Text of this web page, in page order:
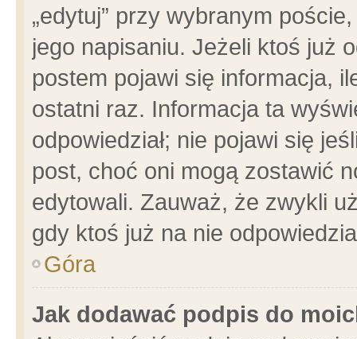
„edytuj” przy wybranym
jego napisaniu. Jeżeli ktoś już
postem pojawi się informacja,
ostatni raz. Informacja ta
odpowiedział; nie pojawi się
post, choć oni mogą zostawić
edytowali. Zauważ, że zwykli
gdy ktoś już na nie
Góra
Jak dodawać podpis do